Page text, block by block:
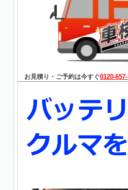
お見積り・ご予約は今すぐ0120-